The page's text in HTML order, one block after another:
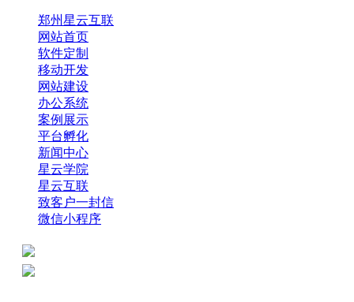
郑州星云互联
网站首页
软件定制
移动开发
网站建设
办公系统
案例展示
平台孵化
新闻中心
星云学院
星云互联
致客户一封信
微信小程序